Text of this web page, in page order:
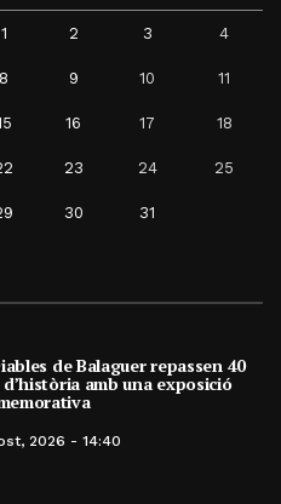
1 2 3 4
8 9 10 11
16 17 18
23 24 25
30 31
de Balaguer repassen 40
d’història amb una exposició
2026 - 14:40